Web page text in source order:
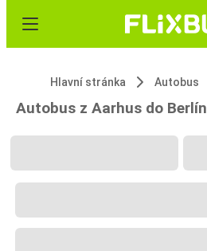
Hlavní stránka Autobus
Autobus z Aarhus do Berlín